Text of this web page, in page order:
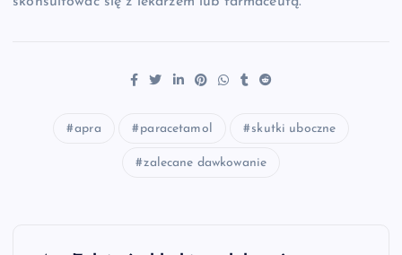
apra paracetamol skutki uboczne
zalecane dawkowanie